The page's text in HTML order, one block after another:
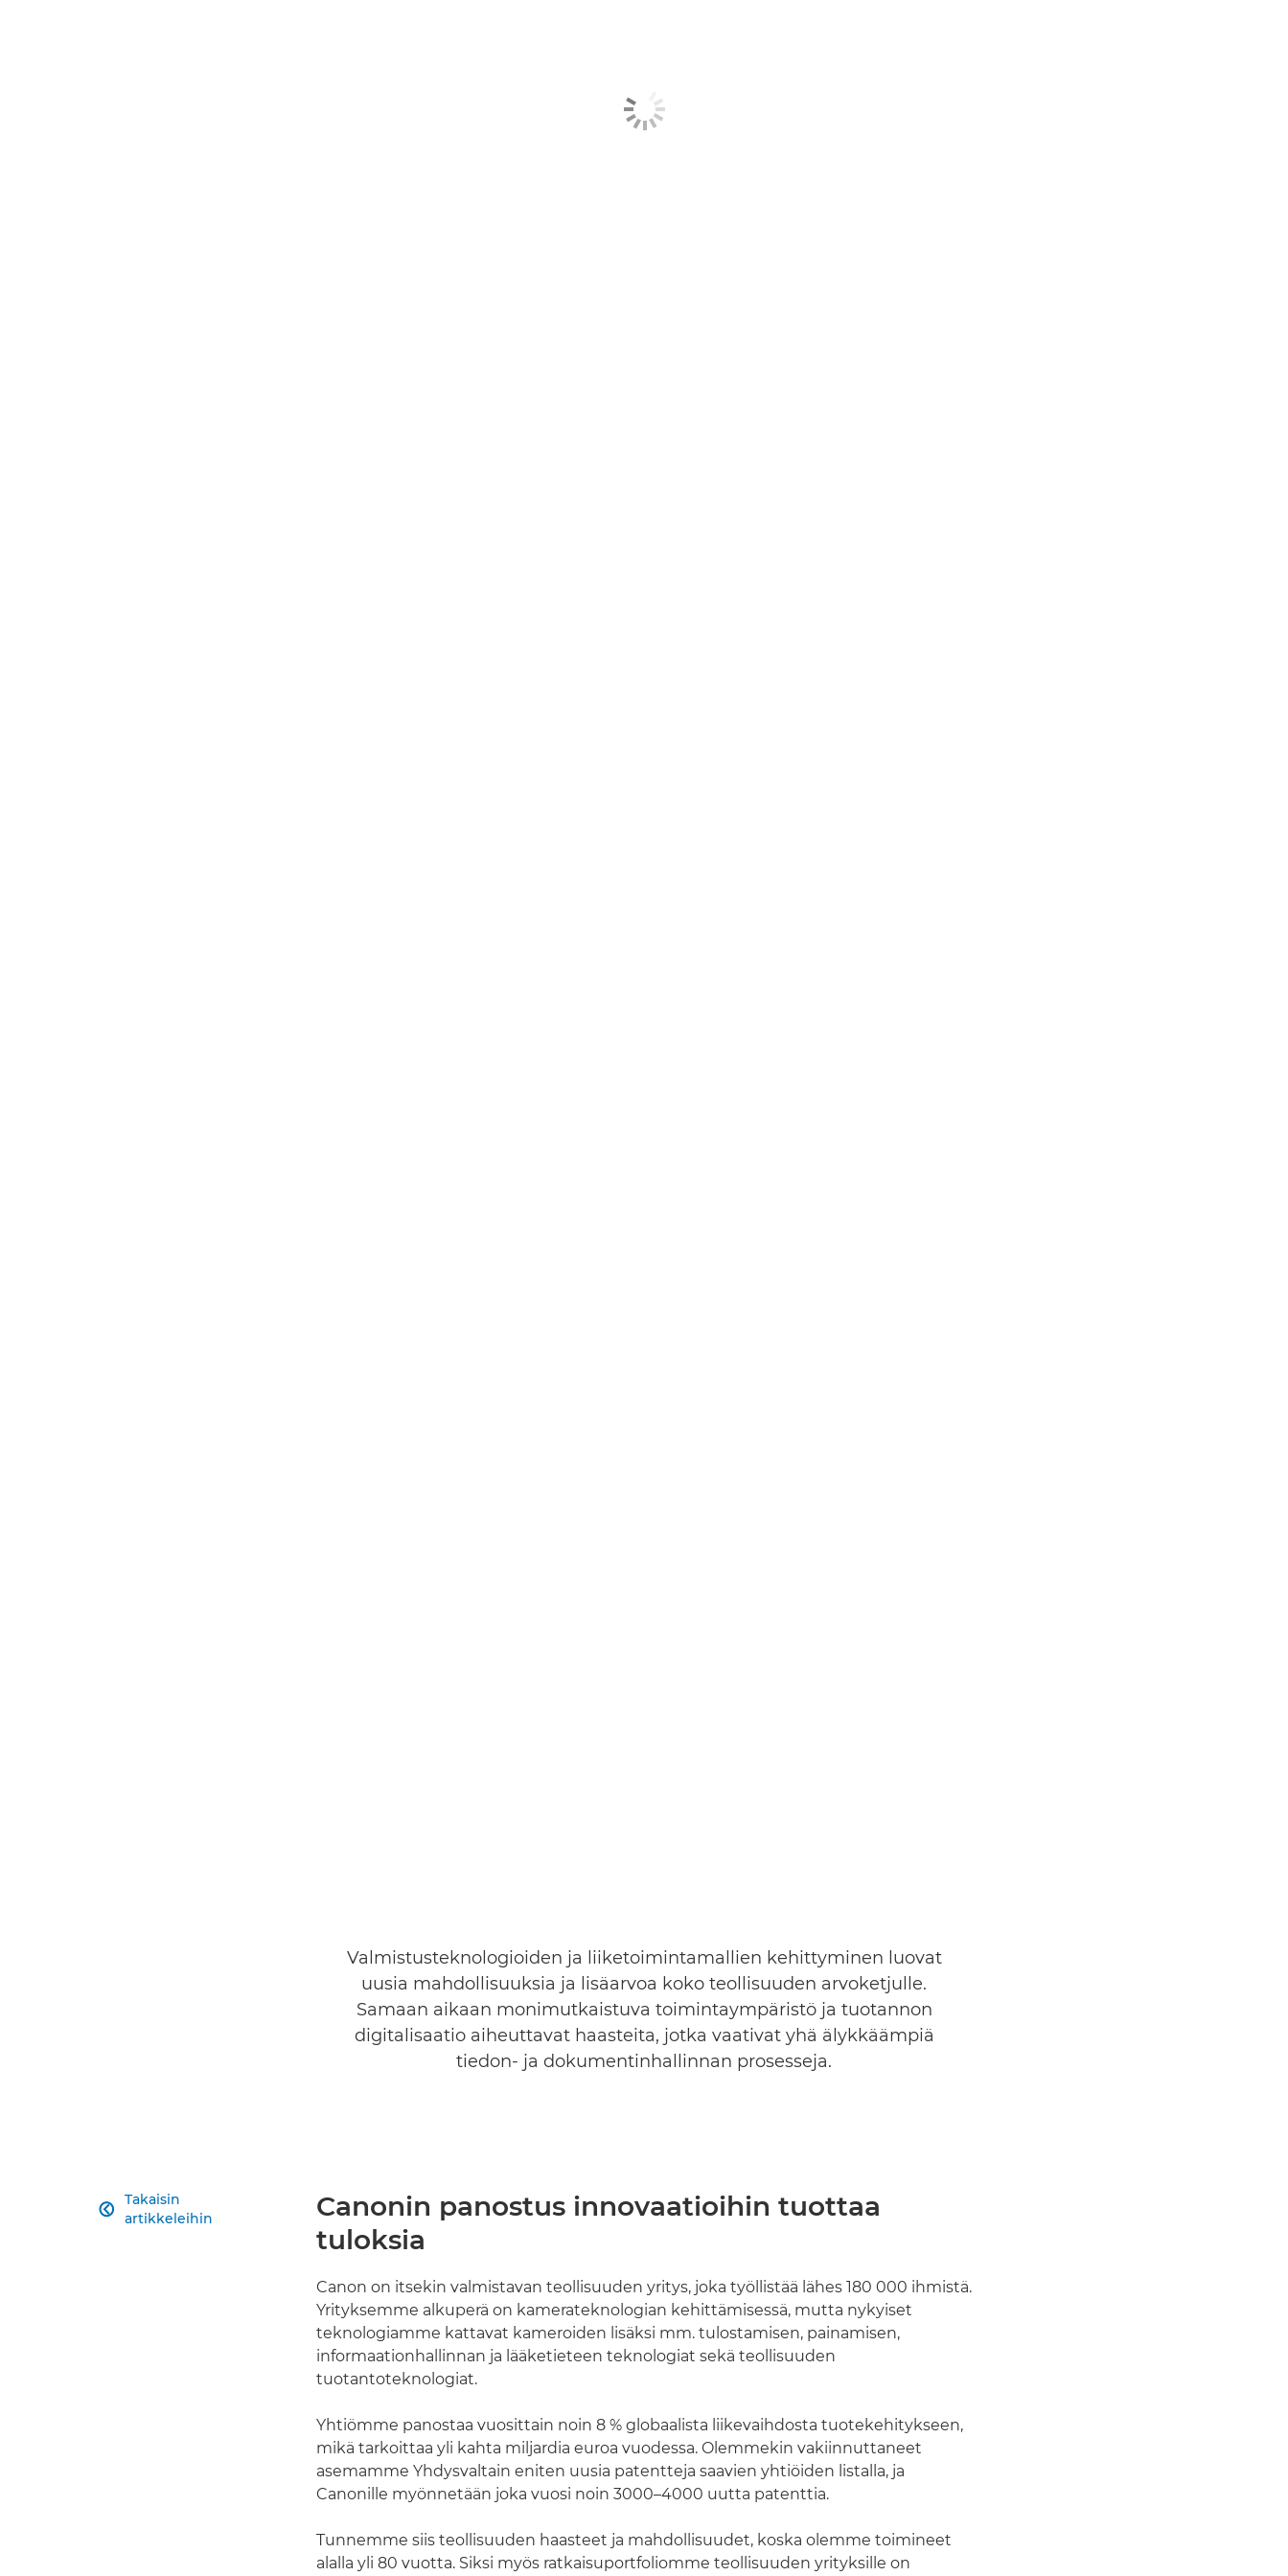
Valmistusteknologioiden ja liiketoimintamallien kehittyminen luovat
uusia mahdollisuuksia ja lisäarvoa koko teollisuuden arvoketjulle.
Samaan aikaan monimutkaistuva toimintaympäristö ja tuotannon
digitalisaatio aiheuttavat haasteita, jotka vaativat yhä älykkäämpiä
tiedon- ja dokumentinhallinnan prosesseja.
Takaisin
artikkeleihin

Canonin panostus innovaatioihin tuottaa
tuloksia
Canon on itsekin valmistavan teollisuuden yritys, joka työllistää lähes 180 000 ihmistä.
Yrityksemme alkuperä on kamerateknologian kehittämisessä, mutta nykyiset
teknologiamme kattavat kameroiden lisäksi mm. tulostamisen, painamisen,
informaationhallinnan ja lääketieteen teknologiat sekä teollisuuden
tuotantoteknologiat.
Yhtiömme panostaa vuosittain noin 8 % globaalista liikevaihdosta tuotekehitykseen,
mikä tarkoittaa yli kahta miljardia euroa vuodessa. Olemmekin vakiinnuttaneet
asemamme Yhdysvaltain eniten uusia patentteja saavien yhtiöiden listalla, ja
Canonille myönnetään joka vuosi noin 3000–4000 uutta patenttia.
Tunnemme siis teollisuuden haasteet ja mahdollisuudet, koska olemme toimineet
alalla yli 80 vuotta. Siksi myös ratkaisuportfoliomme teollisuuden yrityksille on